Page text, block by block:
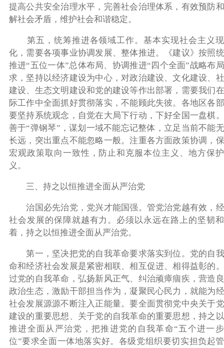
提高公共安全治理水平，完善社会治理体系，有效预防
解社会矛盾，维护社会和谐稳定。
第五，统筹推进各领域工作。基本实现社会主义
化，需要各项事业协调发展、整体推进。《建议》按照
推进“五位一体”总体布局、协调推进“四个全面”战略布
求，坚持以经济建设为中心，对政治建设、文化建设、
建设、生态文明建设和党的建设等作出部署，需要我们
际工作中全面抓好贯彻落实，不能顾此失彼。各地区各
要坚持系统观念，自觉在大局下行动，下好全国一盘棋
善于“弹钢琴”，谋划一域不能忘记整体，立足当前不能
长远，突出重点不能忽略一般。注重各方面政策协调，
宏观政策取向一致性，防止和克服本位主义、地方保
义。
三、持之以恒推进全面从严治党
治国必先治党，党兴才能国强。管党治党越有效，
社会发展的保障就越有力。必须以永远在路上的坚韧
着，持之以恒推进全面从严治党。
第一，坚决把党的自我革命要求落实到位。党的自
命和经济社会发展是紧密相联、相互促进、相得益彰的
过党的自我革命，弘扬新风正气、纠治顽瘴痼疾，营造
政治生态，激励干部担当作为，凝聚民心民力，就能为
社会发展源源不断注入正能量。要全面贯彻党中央关于
建设的重要思想、关于党的自我革命的重要思想，持之
推进全面从严治党，把推进党的自我革命“五个进一
位”要求全面一体地落实好。各级党组织要切实担负起